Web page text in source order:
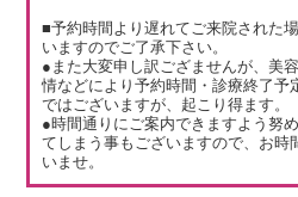
■予約時間より遅れてご来院された
いますのでご了承下さい。
●また大変申し訳ござませんが、美
情などにより予約時間・診療終了予
ではございますが、起こり得ます。
●時間通りにご案内できますよう努
てしまう事もございますので、お時
いませ。